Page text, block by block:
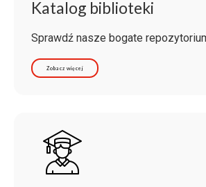
Katalog biblioteki
Sprawdź nasze bogate
Zobacz więcej